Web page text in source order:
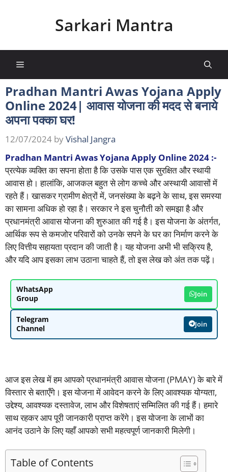
Sarkari Mantra
Menu
Pradhan Mantri Awas Yojana Apply
Online 2024| आवास योजना की मदद से बनाये
अपना पक्का घर!
12/07/2024 byVishal Jangra
Pradhan Mantri Awas Yojana Apply Online 2024 :-
प्रत्येक व्यक्ति का सपना होता है कि उसके पास एक सुरक्षित और स्थायी
आवास हो। हालांकि, आजकल बहुत से लोग कच्चे और अस्थायी आवासों में
रहते हैं। खासकर ग्रामीण क्षेत्रों में, जनसंख्या के बढ़ने के साथ, इस समस्या
का सामना अधिक हो रहा है। सरकार ने इस चुनौती को समझा है और
प्रधानमंत्री आवास योजना की शुरुआत की गई है। इस योजना के अंतर्गत,
आर्थिक रूप से कमजोर परिवारों को उनके सपने के घर का निर्माण करने के
लिए वित्तीय सहायता प्रदान की जाती है। यह योजना अभी भी सक्रिय है,
और यदि आप इसका लाभ उठाना चाहते हैं, तो इस लेख को अंत तक पढ़ें।
WhatsApp
Group
Join
Telegram
Channel
Join
आज इस लेख में हम आपको प्रधानमंत्री आवास योजना (PMAY) के बारे में
विस्तार से बताएँगे। इस योजना में आवेदन करने के लिए आवश्यक योग्यता,
उद्देश्य, आवश्यक दस्तावेज, लाभ और विशेषताएं सम्मिलित की गई हैं। हमारे
साथ रहकर आप पूरी जानकारी प्राप्त करेंगे। इस योजना के लाभों का
आनंद उठाने के लिए यहाँ आपको सभी महत्वपूर्ण जानकारी मिलेगी।
Table of Contents